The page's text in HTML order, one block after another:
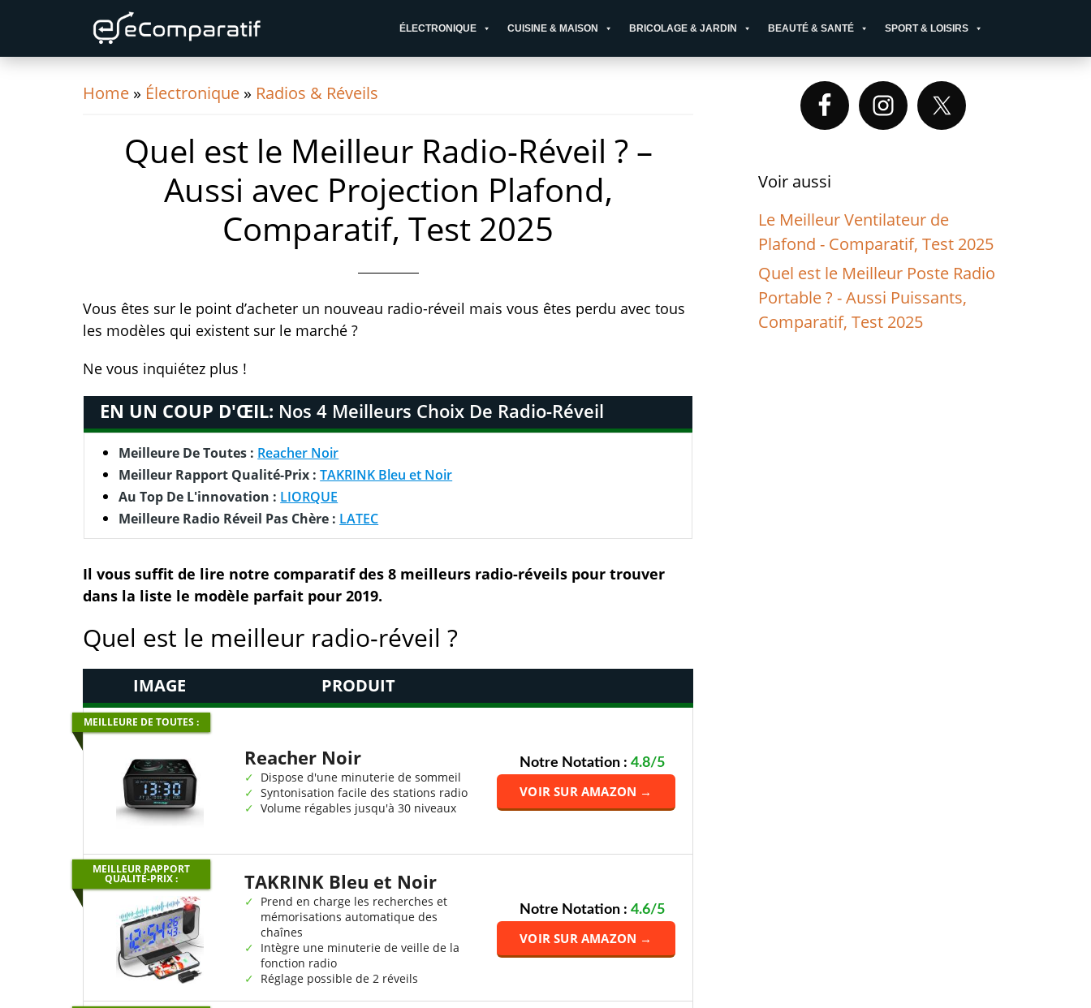
primary
navigation
content
primary
ÉLECTRONIQUE CUISINE & MAISON BRICOLAGE & JARDIN BEAUTÉ & SANTÉ SPORT & LOISIRS
Home » Électronique » Radios & Réveils
Quel est le Meilleur Radio-Réveil ? –
Aussi avec Projection Plafond,
Comparatif, Test 2025
Vous êtes sur le point d’acheter un nouveau radio-réveil mais vous êtes perdu avec tous
les modèles qui existent sur le marché ?
Ne vous inquiétez plus !
EN UN COUP D'ŒIL: Nos 4 Meilleurs Choix De Radio-Réveil
Meilleure De Toutes : Reacher Noir
Meilleur Rapport Qualité-Prix :TAKRINK Bleu et Noir
Au Top De L'innovation : LIORQUE
Meilleure Radio Réveil Pas Chère : LATEC
Il vous suffit de lire notre comparatif des 8 meilleurs radio-réveils pour trouver
dans la liste le modèle parfait pour 2019.
Quel est le meilleur radio-réveil ?
IMAGE PRODUIT
MEILLEURE DE TOUTES :
Reacher Noir
Dispose d'une minuterie de sommeil
Syntonisation facile des stations radio
Volume régables jusqu'à 30 niveaux
Notre Notation : 4.8/5
VOIR SUR AMAZON →
MEILLEUR RAPPORT
QUALITÉ-PRIX : TAKRINK Bleu et Noir
Prend en charge les recherches et
mémorisations automatique des
chaînes
Intègre une minuterie de veille de la
fonction radio
Réglage possible de 2 réveils
Notre Notation : 4.6/5
VOIR SUR AMAZON →
Primary
Sidebar
Voir aussi
Le Meilleur Ventilateur de
Plafond - Comparatif, Test 2025
Quel est le Meilleur Poste Radio
Portable ? - Aussi Puissants,
Comparatif, Test 2025